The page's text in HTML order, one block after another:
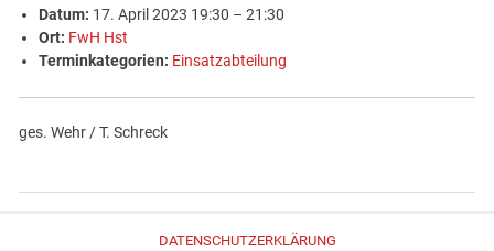
Datum: 17. April 2023 19:30 –21:30
Ort: FwH Hst
Terminkategorien: Einsatzabteilung
ges. Wehr / T. Schreck
DATENSCHUTZERKLÄRUNG